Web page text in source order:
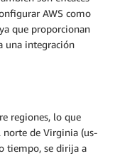
AWS como
que proporcionan
una integración
regiones, lo que
de Virginia (us-
tiempo, se dirija a